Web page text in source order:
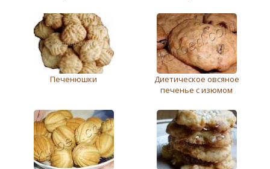
Печенюшки
Диетическое овсяное
печенье с изюмом